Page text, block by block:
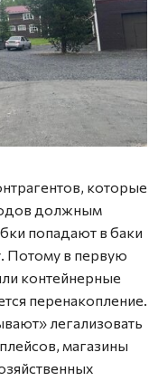
которые
должным
попадают в баки
Потому в первую
контейнерные
перенакопление.
легализовать
магазины